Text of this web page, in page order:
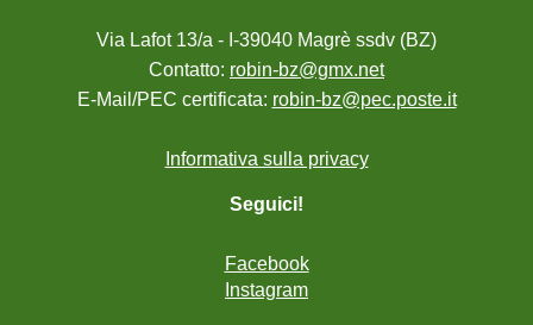
Via Lafot 13/a - I-39040 Magrè ssdv (BZ)
Contatto: robin-bz@gmx.net
E-Mail/PEC certificata: robin-bz@pec.poste.it
Informativa sulla privacy
Seguici!
Facebook
Instagram